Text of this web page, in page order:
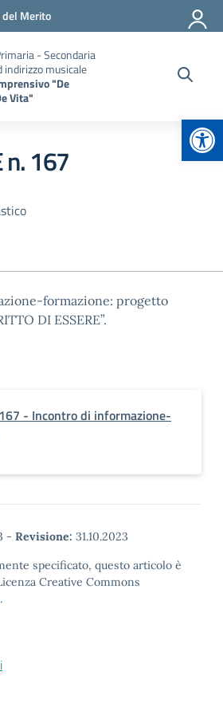
Merito
- Secondaria
indirizzo musicale
"De
Vita"
n. 167
formazione: progetto
DI ESSERE”.
- Incontro di informazione-
- Revisione: 31.10.2023
specificato, questo articolo è
Creative Commons